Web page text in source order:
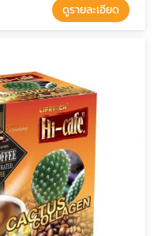
ดูรายละเอียด